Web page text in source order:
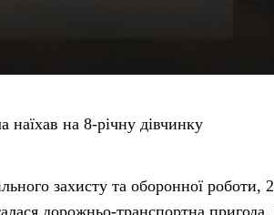
на 8-річну дівчинку
захисту та оборонної роботи,